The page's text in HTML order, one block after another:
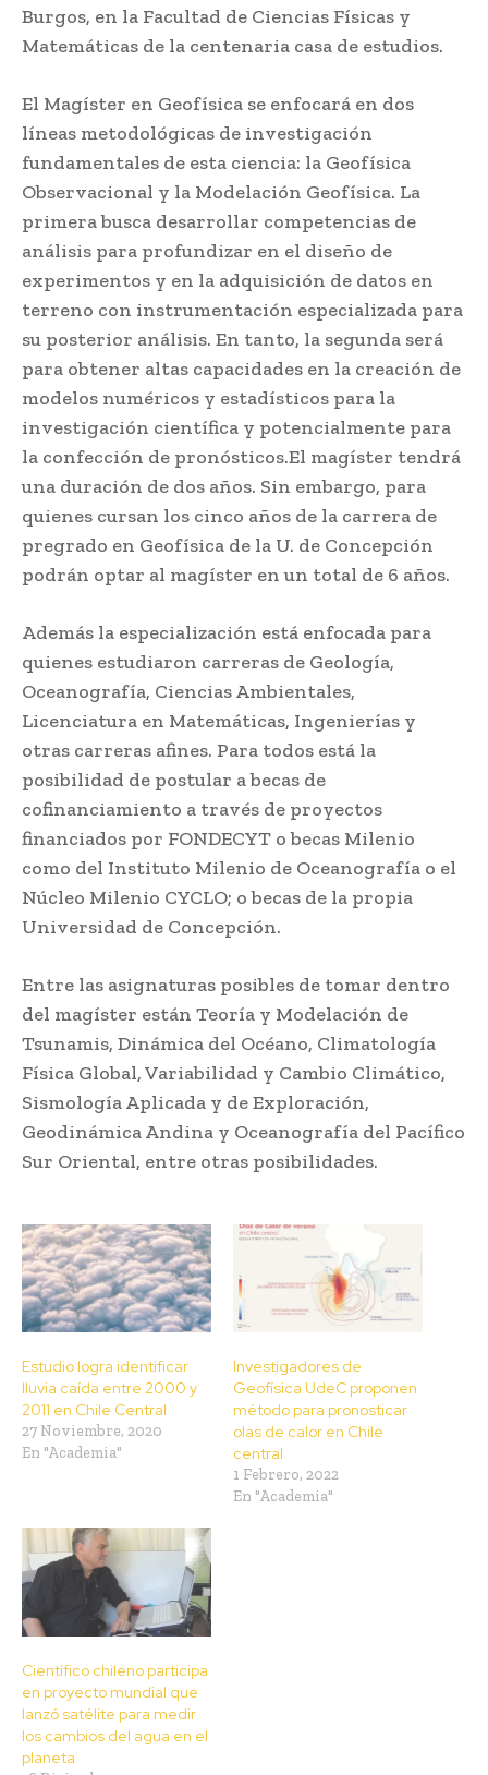
Burgos, en la Facultad de Ciencias Físicas y
Matemáticas de la centenaria casa de estudios.
El Magíster en Geofísica se enfocará en dos
líneas metodológicas de investigación
fundamentales de esta ciencia: la Geofísica
Observacional y la Modelación Geofísica. La
primera busca desarrollar competencias de
análisis para profundizar en el diseño de
experimentos y en la adquisición de datos en
terreno con instrumentación especializada para
su posterior análisis. En tanto, la segunda será
para obtener altas capacidades en la creación de
modelos numéricos y estadísticos para la
investigación científica y potencialmente para
la confección de pronósticos.El magíster tendrá
una duración de dos años. Sin embargo, para
quienes cursan los cinco años de la carrera de
pregrado en Geofísica de la U. de Concepción
podrán optar al magíster en un total de 6 años.
Además la especialización está enfocada para
quienes estudiaron carreras de Geología,
Oceanografía, Ciencias Ambientales,
Licenciatura en Matemáticas, Ingenierías y
otras carreras afines. Para todos está la
posibilidad de postular a becas de
cofinanciamiento a través de proyectos
financiados por FONDECYT o becas Milenio
como del Instituto Milenio de Oceanografía o el
Núcleo Milenio CYCLO; o becas de la propia
Universidad de Concepción.
Entre las asignaturas posibles de tomar dentro
del magíster están Teoría y Modelación de
Tsunamis, Dinámica del Océano, Climatología
Física Global, Variabilidad y Cambio Climático,
Sismología Aplicada y de Exploración,
Geodinámica Andina y Oceanografía del Pacífico
Sur Oriental, entre otras posibilidades.
Estudio logra identificar
lluvia caída entre 2000 y
2011 en Chile Central
27 Noviembre, 2020
En "Academia"
Investigadores de
Geofísica UdeC proponen
método para pronosticar
olas de calor en Chile
central
1 Febrero, 2022
En "Academia"
Científico chileno participa
en proyecto mundial que
lanzó satélite para medir
los cambios del agua en el
planeta